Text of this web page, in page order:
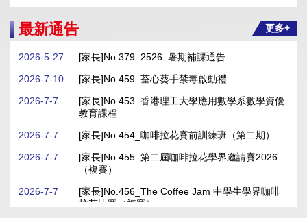
2026-7-27
27
Jul
24
愛國教育： 「國潮解碼」計劃：西安
24
最新通告
2026-5-27
[家長]No.379_2526_暑期補課通告
2026-7-10
[家長]No.459_荃心葵手禁毒啟動禮
2026-7-7
[家長]No.453_香港理工大學應用數學系數學資優
教育課程
2026-7-7
[家長]No.454_咖啡拉花賽前訓練班（第二期）
2026-7-7
[家長]No.455_第二屆咖啡拉花學界邀請賽2026
（複賽）
2026-7-7
[家長]No.456_The Coffee Jam 中學生學界咖啡
拉花比賽（複賽）
更多+